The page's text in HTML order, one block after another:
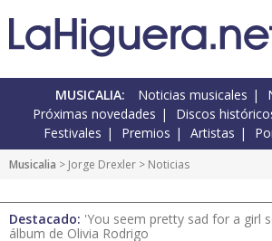
MUSICALIA: Noticias musicales
Próximas novedades
Discos
Festivales
Premios Artistas
Musicalia > Jorge Drexler > Noticias
Destacado: 'You seem pretty sad for a girl
álbum de Olivia Rodrigo